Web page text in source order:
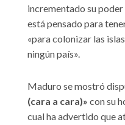
incrementado su poder
está pensado para
«para colonizar las
ningún país».
Maduro se mostró
(cara a cara)» con su
cual ha advertido que